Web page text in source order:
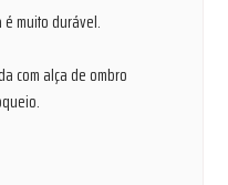
muito durável.
com alça de ombro